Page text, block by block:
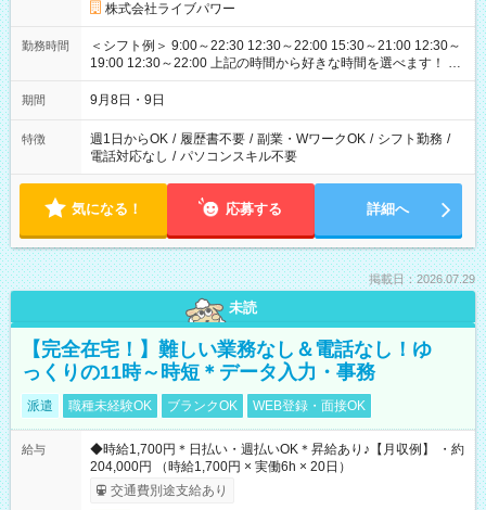
株式会社ライブパワー
勤務時間
＜シフト例＞ 9:00～22:30 12:30～22:00 15:30～21:00 12:30～
19:00 12:30～22:00 上記の時間から好きな時間を選べます！ ※
時間は変更となる可能性があります
期間 9月8日・9日
特徴 週1日からOK / 履歴書不要 / 副業・WワークOK / シフト勤務 /
電話対応なし / パソコンスキル不要
気になる！ 応募する 詳細へ
掲載日：2026.07.29
未読
【完全在宅！】難しい業務なし＆電話なし！ゆ
っくりの11時～時短＊データ入力・事務
派遣 職種未経験OK ブランクOK WEB登録・面接OK
給与
◆時給1,700円＊日払い・週払いOK＊昇給あり♪【月収例】 ・約
204,000円 （時給1,700円 × 実働6h × 20日）
交通費別途支給あり